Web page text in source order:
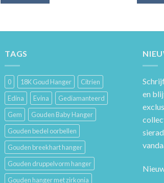
TAGS
0 18K Goud Hanger
Citrien
Edina
Evina
Gediamanteerd
Gem
Gouden Baby Hanger
Gouden bedel oorbellen
Gouden breekhart hanger
Gouden druppelvorm hanger
Gouden hanger met zirkonia
en